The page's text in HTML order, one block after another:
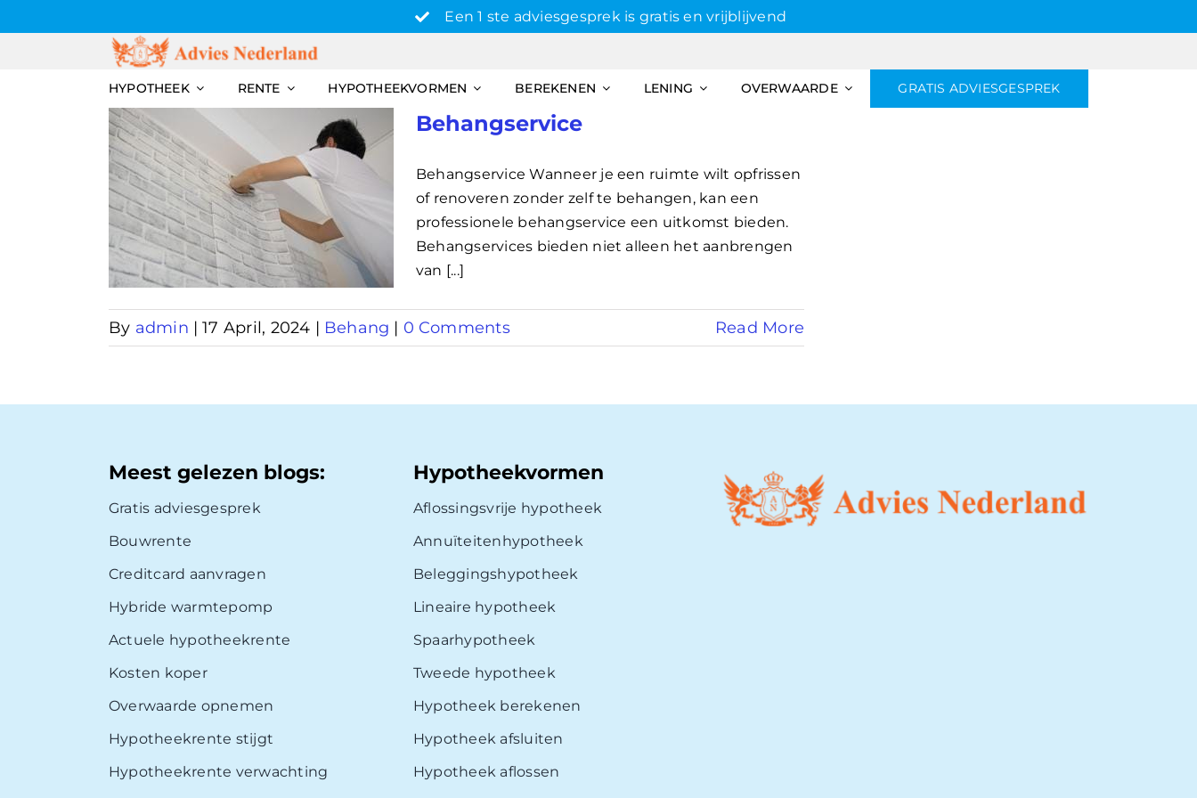
to
Een 1 ste adviesgesprek is gratis en vrijblijvend
HYPOTHEEK RENTE HYPOTHEEKVORMEN BEREKENEN LENING OVERWAARDE GRATIS ADVIESGESPREK
Behangservice
Behangservice Wanneer je een ruimte wilt opfrissen
of renoveren zonder zelf te behangen, kan een
professionele behangservice een uitkomst bieden.
Behangservices bieden niet alleen het aanbrengen
van [...]
By admin | 17 April, 2024 | Behang | 0 Comments Read More
Meest gelezen blogs:
Gratis adviesgesprek
Bouwrente
Creditcard aanvragen
Hybride warmtepomp
Actuele hypotheekrente
Kosten koper
Overwaarde opnemen
Hypotheekrente stijgt
Hypotheekrente verwachting
Hypotheekvormen
Aflossingsvrije hypotheek
Annuïteitenhypotheek
Beleggingshypotheek
Lineaire hypotheek
Spaarhypotheek
Tweede hypotheek
Hypotheek berekenen
Hypotheek afsluiten
Hypotheek aflossen